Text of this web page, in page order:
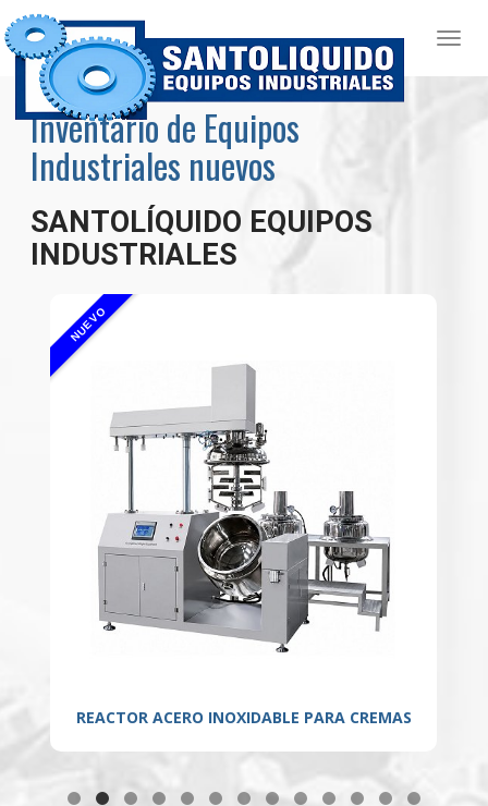
Inventario de Equipos
Industriales nuevos
SANTOLÍQUIDO EQUIPOS
INDUSTRIALES
NUEVO
REACTOR ACERO INOXIDABLE PARA CREMAS